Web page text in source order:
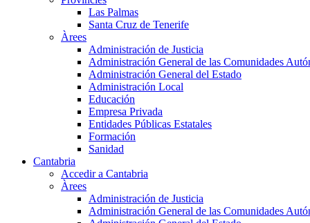
Las Palmas
Santa Cruz de Tenerife
Àrees
Administración de Justicia
Administración General de las Comunidades
Administración General del Estado
Administración Local
Educación
Empresa Privada
Entidades Públicas Estatales
Formación
Sanidad
Cantabria
Accedir a Cantabria
Àrees
Administración de Justicia
Administración General de las Comunidades